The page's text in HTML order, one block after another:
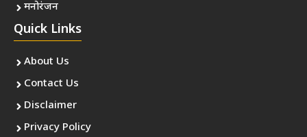
मनोरंजन
Quick Links
About Us
Contact Us
Disclaimer
Privacy Policy